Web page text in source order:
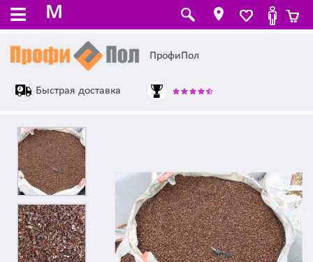
M
ПрофиПол
Быстрая доставка